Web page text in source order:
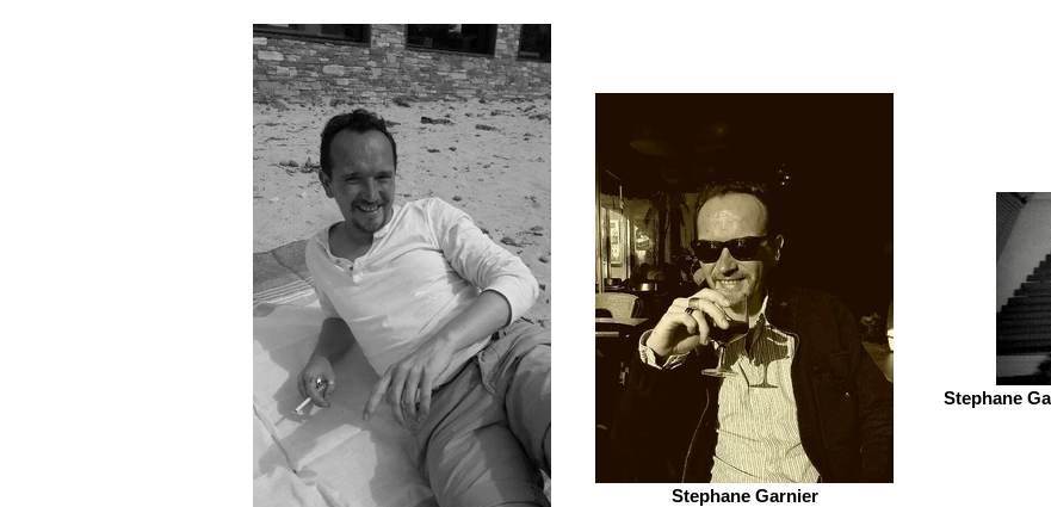
Stephane Garnier
Stephane